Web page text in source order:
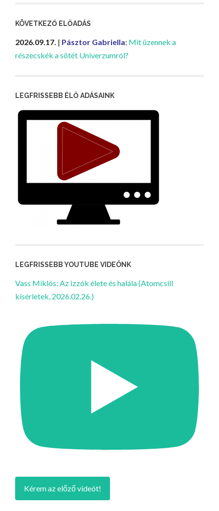
KÖVETKEZŐ ELŐADÁS
2026.09.17. | Pásztor Gabriella: Mit üzennek a
részecskék a sötét Univerzumról?
LEGFRISSEBB ÉLŐ ADÁSAINK
LEGFRISSEBB YOUTUBE VIDEÓNK
Vass Miklós: Az izzók élete és halála (Atomcsill
kísérletek, 2026.02.26.)
Kérem az előző videót!